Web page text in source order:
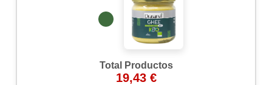
Total Productos
19,43 €